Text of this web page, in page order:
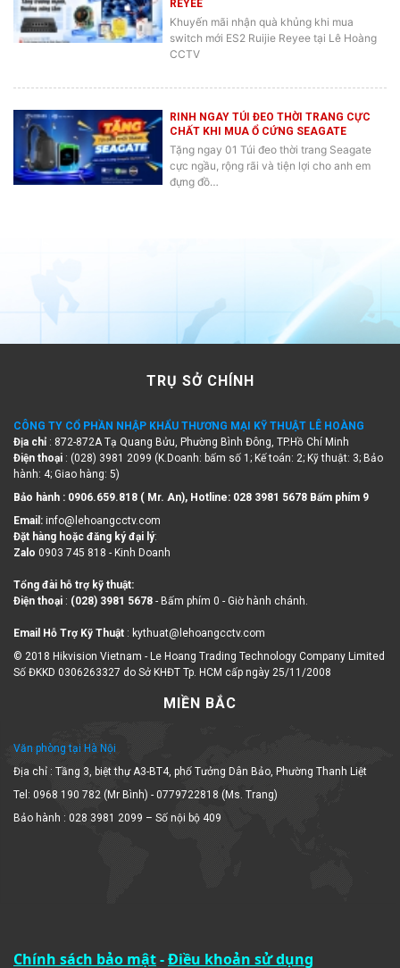
Khuyến mãi nhận quà khủng khi mua
switch mới ES2 Ruijie Reyee tại Lê Hoàng
CCTV
CHẤT KHI MUA Ổ CỨNG SEAGATE
Tặng ngay 01 Túi đeo thời trang Seagate
cực ngầu, rộng rãi và tiện lợi cho anh em
đựng đồ…
TRỤ SỞ CHÍNH
Địa chỉ : 872-872A Tạ Quang Bửu, Phường Bình Đông, TP.Hồ Chí Minh
Điện thoại : (028) 3981 2099 (K.Doanh: bấm số 1; Kế toán: 2; Kỹ thuật: 3; Bảo
hành: 4; Giao hàng: 5)
Đặt hàng hoặc đăng ký đại lý:
Zalo 0903 745 818 - Kinh Doanh
Điện thoại:(028) 3981 5678
Số ĐKKD 0306263327 do Sở KHĐT Tp. HCM cấp ngày 25/11/2008
MIỀN BẮC
Văn phòng tại Hà Nội
Địa chỉ : Tầng 3, biệt thự A3-BT4, phố Tưởng Dân Bảo, Phường Thanh Liệt
Tel: 0968 190 782 (Mr Bình) - 0779722818 (Ms. Trang)
Bảo hành : 028 3981 2099 – Số nội bộ 409
Chính sách bảo mật Điều khoản sử dụng